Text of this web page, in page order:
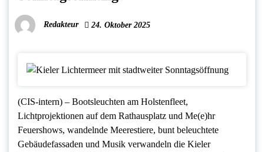
Redakteur 24. Oktober 2025
(CIS-intern) – Bootsleuchten am Holstenfleet,
Lichtprojektionen auf dem Rathausplatz und Me(e)hr
Feuershows, wandelnde Meerestiere, bunt beleuchtete
Gebäudefassaden und Musik verwandeln die Kieler